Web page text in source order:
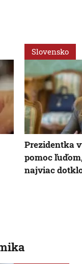
Slovensko
Prezidentka
pomoc
najviac